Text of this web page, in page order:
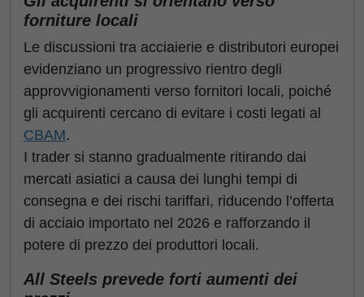
forniture locali
Le discussioni tra acciaierie e distributori europei
evidenziano un progressivo rientro degli
approvvigionamenti verso fornitori locali, poiché
gli acquirenti cercano di evitare i costi legati al
CBAM.
I trader si stanno gradualmente ritirando dai
mercati asiatici a causa dei lunghi tempi di
consegna e dei rischi tariffari, riducendo l’offerta
di acciaio importato nel 2026 e rafforzando il
potere di prezzo dei produttori locali.
All Steels prevede forti aumenti dei